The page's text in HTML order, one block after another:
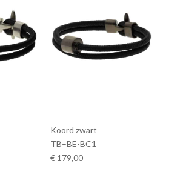
Koord zwart
TB–BE-BC1
€ 179,00